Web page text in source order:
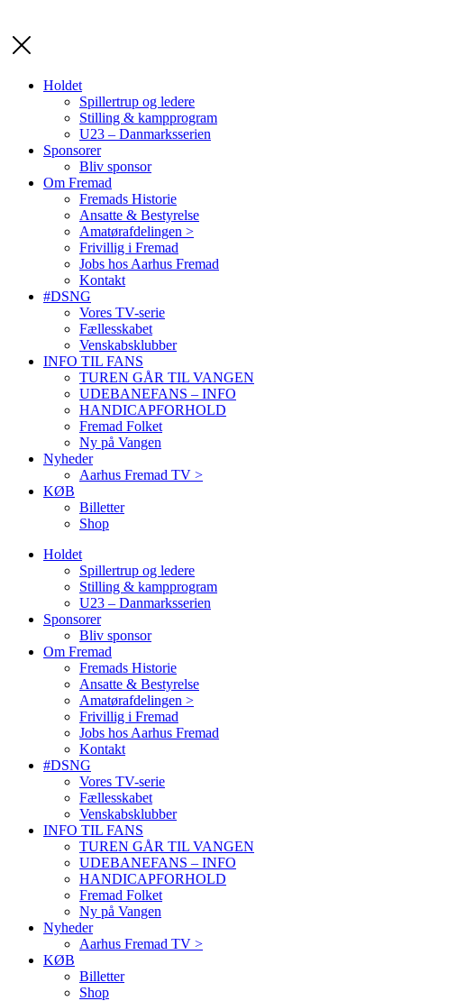
Holdet
Spillertrup og ledere
Stilling & kampprogram
U23 – Danmarksserien
Sponsorer
Bliv sponsor
Om Fremad
Fremads Historie
Ansatte & Bestyrelse
Amatørafdelingen >
Frivillig i Fremad
Jobs hos Aarhus Fremad
Kontakt
#DSNG
Vores TV-serie
Fællesskabet
Venskabsklubber
INFO TIL FANS
TUREN GÅR TIL VANGEN
UDEBANEFANS – INFO
HANDICAPFORHOLD
Fremad Folket
Ny på Vangen
Nyheder
Aarhus Fremad TV >
KØB
Billetter
Shop
Holdet
Spillertrup og ledere
Stilling & kampprogram
U23 – Danmarksserien
Sponsorer
Bliv sponsor
Om Fremad
Fremads Historie
Ansatte & Bestyrelse
Amatørafdelingen >
Frivillig i Fremad
Jobs hos Aarhus Fremad
Kontakt
#DSNG
Vores TV-serie
Fællesskabet
Venskabsklubber
INFO TIL FANS
TUREN GÅR TIL VANGEN
UDEBANEFANS – INFO
HANDICAPFORHOLD
Fremad Folket
Ny på Vangen
Nyheder
Aarhus Fremad TV >
KØB
Billetter
Shop